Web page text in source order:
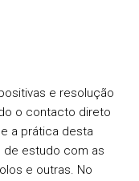
e resolução
o contacto direto
a prática desta
de estudo com as
e outras. No